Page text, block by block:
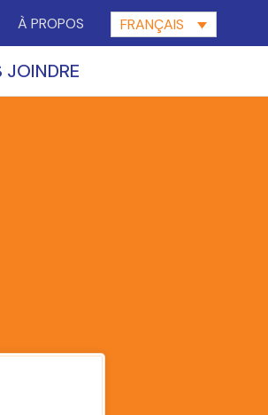
À PROPOS FRANÇAIS
JOINDRE